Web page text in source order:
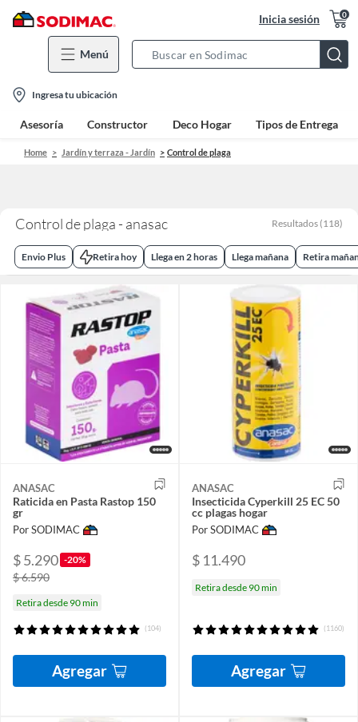
Inicia sesión 0
Menú
Bar
location-
icon
Ingresa tu ubicación
Asesoría Constructor Deco Hogar Tipos de Entrega
Home Jardín y terraza - Jardín Control de plaga
Control de plaga - anasac Resultados (118)
Envio Plus Retira hoy Llega en 2 horas Llega mañana Retira
ANASAC
Raticida en Pasta Rastop 150
gr
Por SODIMAC
$ 5.290 -20%
$ 6.590
Retira desde 90 min
(104)
Agregar
ANASAC
Insecticida Cyperkill 25 EC 50
cc plagas hogar
Por SODIMAC
$ 11.490
Retira desde 90 min
(1160)
Agregar